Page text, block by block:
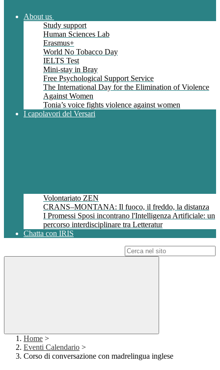
About us
Study support
Human Sciences Lab
Erasmus+
World No Tobacco Day
IELTS Test
Mini-stay in Bray
Free Psychological Support Service
The International Day for the Elimination of Violence
Against Women
Tonia’s voice fights violence against women
I capolavori del Versari
Volontariato ZEN
CRANS–MONTANA: Il fuoco, il freddo, la distanza
I Promessi Sposi incontrano l'Intelligenza Artificiale: un
percorso interdisciplinare tra Letteratur
Chatta con IRIS
Home >
Eventi Calendario >
Corso di conversazione con madrelingua inglese